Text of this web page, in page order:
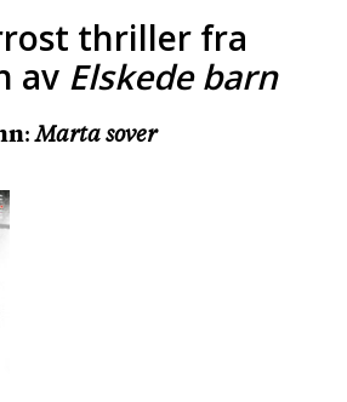
thriller fra
av Elskede barn
:Marta sover